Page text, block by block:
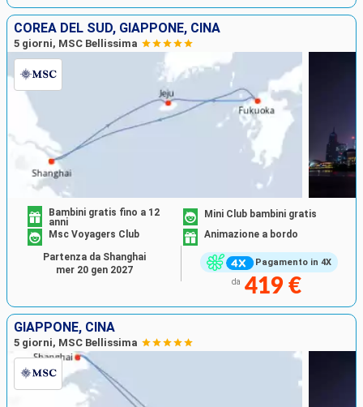
COREA DEL SUD, GIAPPONE, CINA
5 giorni, MSC Bellissima
Pagamento in 4X
Bambini gratis fino a 12
anni
Mini Club bambini gratis
Msc Voyagers Club
Animazione a bordo
da 419 €
Partenza da Shanghai
mer 20 gen 2027
GIAPPONE, CINA
5 giorni, MSC Bellissima